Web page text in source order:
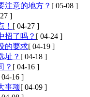
注意的地方？ [ 05-08 ]
]
！ [ 04-27 ]
招了吗？ [ 04-24 ]
的要求[ 04-19 ]
址？ [ 04-18 ]
？ [ 04-16 ]
04-16 ]
事项[ 04-09 ]